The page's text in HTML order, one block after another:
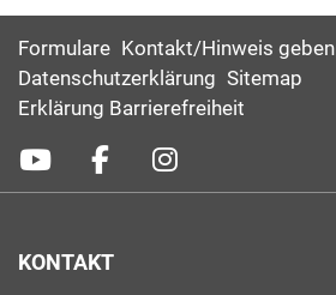
Formulare Kontakt/Hinweis geben
Datenschutzerklärung Sitemap
Erklärung Barrierefreiheit
KONTAKT